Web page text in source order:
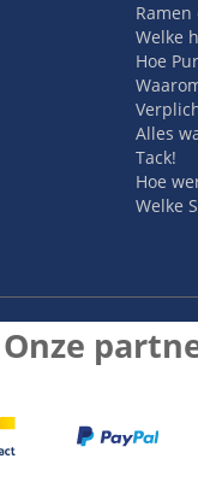
Welke
Hoe
Alles
Tack!
Hoe
Welke
Onze